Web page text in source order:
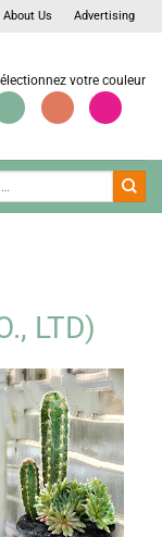
About Us Advertising
votre couleur
LTD)